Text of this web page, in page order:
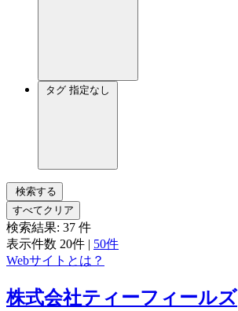
タグ 指定なし
検索する
すべてクリア
検索結果: 37 件
表示件数 20件 | 50件
Webサイトとは？
株式会社ティーフィールズ